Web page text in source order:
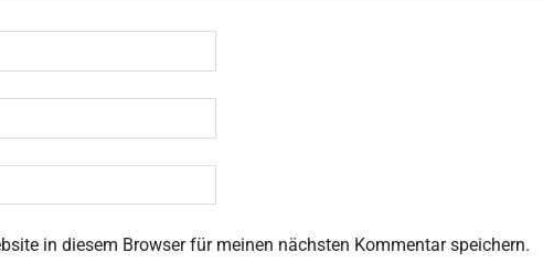
in diesem Browser für meinen nächsten Kommentar speichern.